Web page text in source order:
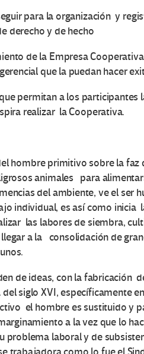
para la organización y
derecho y de hecho
de la Empresa
que la puedan hacer
permitan a los participantes
realizar la Cooperativa.
primitivo sobre la faz
animales para
del ambiente, ve el ser
individual, es así como inicia
las labores de siembra,
a la consolidación de
ideas, con la fabricación
siglo XVI, específicamente
el hombre es sustituido y
a la vez que lo
problema laboral y de